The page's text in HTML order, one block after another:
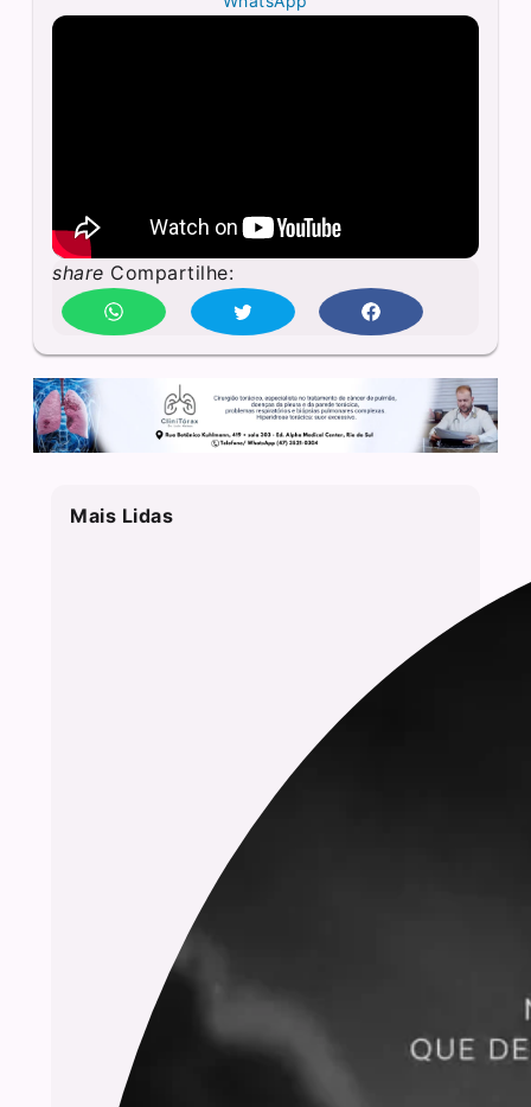
share Compartilhe:
Mais Lidas